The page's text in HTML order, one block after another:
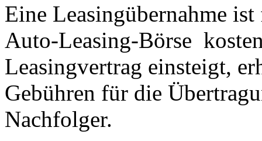
Eine Leasingübernahme
Auto-Leasing-Börse
Leasingvertrag einsteigt,
Gebühren für die
Nachfolger.